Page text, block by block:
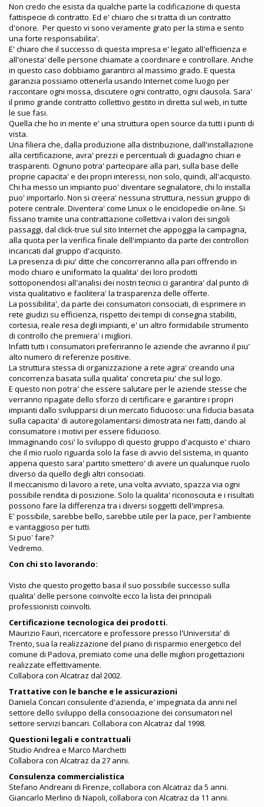
Non credo che esista da qualche parte la codificazione di questa
fattispecie di contratto. Ed e' chiaro che si tratta di un contratto
d'onore. Per questo vi sono veramente grato per la stima e sento
una forte responsabilita'.
E' chiaro che il successo di questa impresa e' legato all'efficienza e
all'onesta' delle persone chiamate a coordinare e controllare. Anche
in questo caso dobbiamo garantirci al massimo grado. E questa
garanzia possiamo ottenerla usando Internet come luogo per
raccontare ogni mossa, discutere ogni contratto, ogni clausola. Sara'
il primo grande contratto collettivo gestito in diretta sul web, in tutte
le sue fasi.
Quella che ho in mente e' una struttura open source da tutti i punti di
vista.
Una filiera che, dalla produzione alla distribuzione, dall'installazione
alla certificazione, avra' prezzi e percentuali di guadagno chiari e
trasparenti. Ognuno potra' partecipare alla pari, sulla base delle
proprie capacita' e dei propri interessi, non solo, quindi, all'acquisto.
Chi ha messo un impianto puo' diventare segnalatore, chi lo installa
puo' importarlo. Non si creera' nessuna struttura, nessun gruppo di
potere centrale. Diventera' come Linux o le enciclopedie on-line. Si
fissano tramite una contrattazione collettiva i valori dei singoli
passaggi, dal click-true sul sito Internet che appoggia la campagna,
alla quota per la verifica finale dell'impianto da parte dei controllori
incaricati dal gruppo d'acquisto.
La presenza di piu' ditte che concorreranno alla pari offrendo in
modo chiaro e uniformato la qualita' dei loro prodotti
sottoponendosi all'analisi dei nostri tecnici ci garantira' dal punto di
vista qualitativo e facilitera' la trasparenza delle offerte.
La possibilita', da parte dei consumatori consociati, di esprimere in
rete giudizi su efficienza, rispetto dei tempi di consegna stabiliti,
cortesia, reale resa degli impianti, e' un altro formidabile strumento
di controllo che premiera' i migliori.
Infatti tutti i consumatori preferiranno le aziende che avranno il piu'
alto numero di referenze positive.
La struttura stessa di organizzazione a rete agira' creando una
concorrenza basata sulla qualita' concreta piu' che sul logo.
E questo non potra' che essere salutare per le aziende stesse che
verranno ripagate dello sforzo di certificare e garantire i propri
impianti dallo svilupparsi di un mercato fiducioso: una fiducia basata
sulla capacita' di autoregolamentarsi dimostrata nei fatti, dando al
consumatore i motivi per essere fiducioso.
Immaginando cosi' lo sviluppo di questo gruppo d'acquisto e' chiaro
che il mio ruolo riguarda solo la fase di avvio del sistema, in quanto
appena questo sara' partito smettero' di avere un qualunque ruolo
diverso da quello degli altri consociati.
Il meccanismo di lavoro a rete, una volta avviato, spazza via ogni
possibile rendita di posizione. Solo la qualita' riconosciuta e i risultati
possono fare la differenza tra i diversi soggetti dell'impresa.
E' possibile, sarebbe bello, sarebbe utile per la pace, per l'ambiente
e vantaggioso per tutti.
Si puo' fare?
Vedremo.
Con chi sto lavorando:
Visto che questo progetto basa il suo possibile successo sulla
qualita' delle persone coinvolte ecco la lista dei principali
professionisti coinvolti.
Certificazione tecnologica dei prodotti.
Maurizio Fauri, ricercatore e professore presso l'Universita' di
Trento, sua la realizzazione del piano di risparmio energetico del
comune di Padova, premiato come una delle migliori progettazioni
realizzate effettivamente.
Collabora con Alcatraz dal 2002.
Trattative con le banche e le assicurazioni
Daniela Concari consulente d'azienda, e' impegnata da anni nel
settore dello sviluppo della consociazione dei consumatori nel
settore servizi bancari. Collabora con Alcatraz dal 1998.
Questioni legali e contrattuali
Studio Andrea e Marco Marchetti
Collabora con Alcatraz da 27 anni.
Consulenza commercialistica
Stefano Andreani di Firenze, collabora con Alcatraz da 5 anni.
Giancarlo Merlino di Napoli, collabora con Alcatraz da 11 anni.